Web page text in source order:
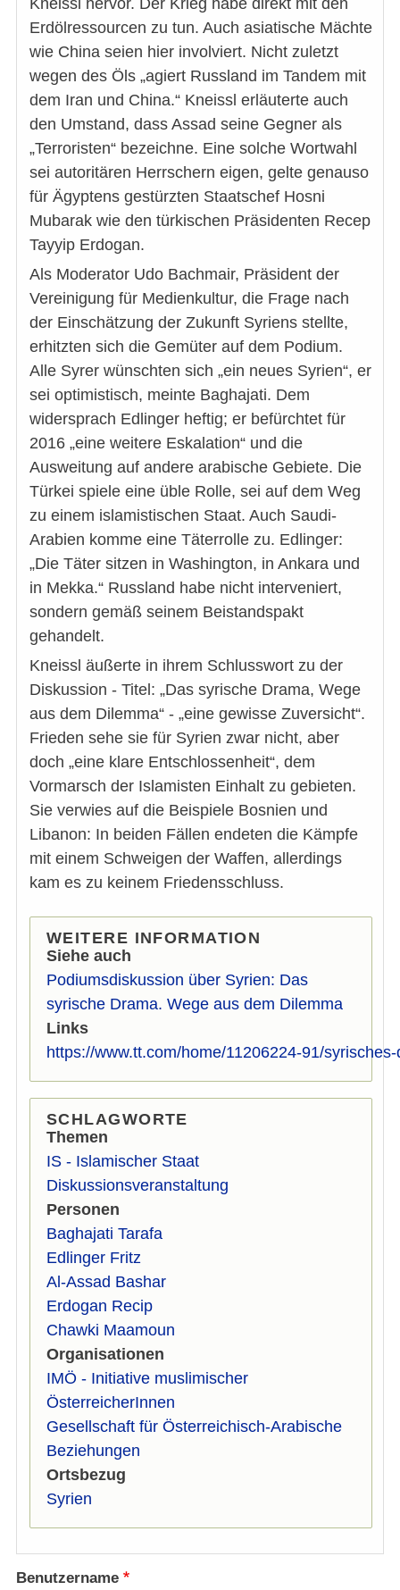
Erdölressourcen zu tun. Auch asiatische Mächte
wie China seien hier involviert. Nicht zuletzt
wegen des Öls „agiert Russland im Tandem mit
dem Iran und China.“ Kneissl erläuterte auch
den Umstand, dass Assad seine Gegner als
„Terroristen“ bezeichne. Eine solche Wortwahl
sei autoritären Herrschern eigen, gelte genauso
für Ägyptens gestürzten Staatschef Hosni
Mubarak wie den türkischen Präsidenten Recep
Tayyip Erdogan.
Als Moderator Udo Bachmair, Präsident der
Vereinigung für Medienkultur, die Frage nach
der Einschätzung der Zukunft Syriens stellte,
erhitzten sich die Gemüter auf dem Podium.
Alle Syrer wünschten sich „ein neues Syrien“, er
sei optimistisch, meinte Baghajati. Dem
widersprach Edlinger heftig; er befürchtet für
2016 „eine weitere Eskalation“ und die
Ausweitung auf andere arabische Gebiete. Die
Türkei spiele eine üble Rolle, sei auf dem Weg
zu einem islamistischen Staat. Auch Saudi-
Arabien komme eine Täterrolle zu. Edlinger:
„Die Täter sitzen in Washington, in Ankara und
in Mekka.“ Russland habe nicht interveniert,
sondern gemäß seinem Beistandspakt
gehandelt.
Kneissl äußerte in ihrem Schlusswort zu der
Diskussion - Titel: „Das syrische Drama, Wege
aus dem Dilemma“ - „eine gewisse Zuversicht“.
Frieden sehe sie für Syrien zwar nicht, aber
doch „eine klare Entschlossenheit“, dem
Vormarsch der Islamisten Einhalt zu gebieten.
Sie verwies auf die Beispiele Bosnien und
Libanon: In beiden Fällen endeten die Kämpfe
mit einem Schweigen der Waffen, allerdings
kam es zu keinem Friedensschluss.
WEITERE INFORMATION
Siehe auch
Podiumsdiskussion über Syrien: Das
syrische Drama. Wege aus dem Dilemma
Links
https://www.tt.com/home/11206224-91/
SCHLAGWORTE
Themen
IS - Islamischer Staat
Diskussionsveranstaltung
Personen
Baghajati Tarafa
Edlinger Fritz
Al-Assad Bashar
Erdogan Recip
Chawki Maamoun
Organisationen
IMÖ - Initiative muslimischer
ÖsterreicherInnen
Gesellschaft für Österreichisch-Arabische
Beziehungen
Ortsbezug
Syrien
Benutzername